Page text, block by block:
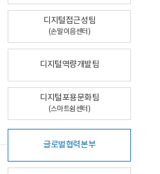
디지털접근성팀
(손말이음센터)
디지털역량개발팀
디지털포용문화팀
(스마트쉼센터)
글로벌협력본부